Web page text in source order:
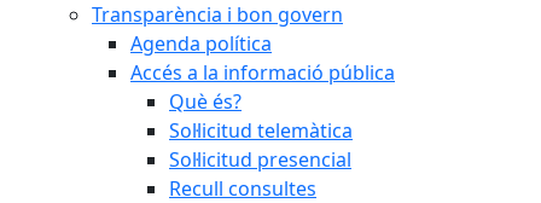
Transparència i bon govern
Agenda política
Accés a la informació pública
Què és?
Sol·licitud telemàtica
Sol·licitud presencial
Recull consultes